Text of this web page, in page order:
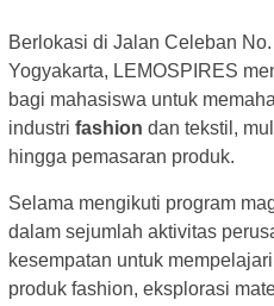
Berlokasi di Jalan Celeban
Yogyakarta, LEMOSPIRES
bagi mahasiswa untuk
industri fashion dan tekstil,
hingga pemasaran produk.
Selama mengikuti program
dalam sejumlah aktivitas
kesempatan untuk
produk fashion, eksplorasi